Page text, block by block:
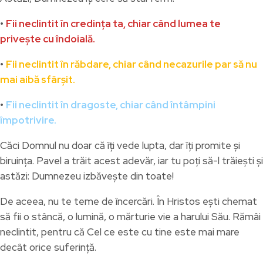
• Fii neclintit în credința ta, chiar când lumea te
privește cu îndoială.
• Fii neclintit în răbdare, chiar când necazurile par să nu
mai aibă sfârșit.
• Fii neclintit în dragoste, chiar când întâmpini
împotrivire.
Căci Domnul nu doar că îți vede lupta, dar îți promite și
biruința. Pavel a trăit acest adevăr, iar tu poți să-l trăiești și
astăzi: Dumnezeu izbăvește din toate!
De aceea, nu te teme de încercări. În Hristos ești chemat
să fii o stâncă, o lumină, o mărturie vie a harului Său. Rămâi
neclintit, pentru că Cel ce este cu tine este mai mare
decât orice suferință.